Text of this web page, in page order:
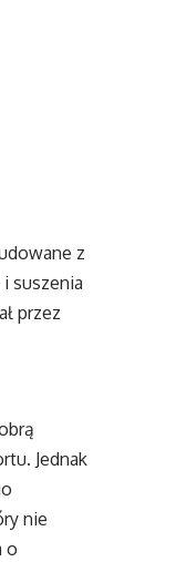
z
suszenia
przez
Jednak
nie
o